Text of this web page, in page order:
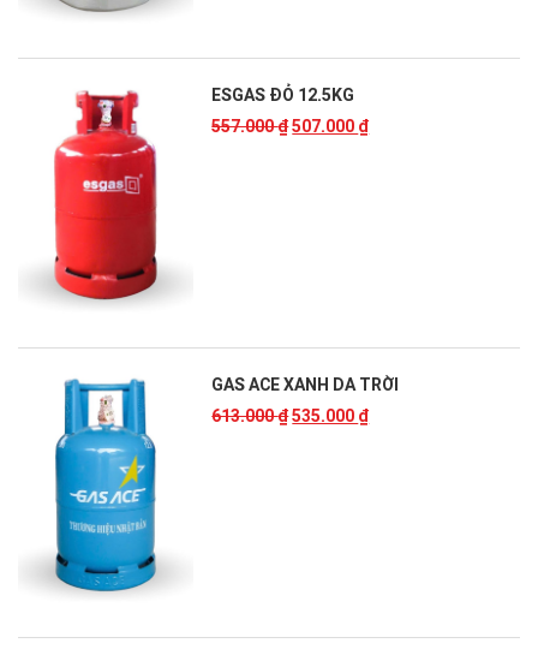
ESGAS ĐỎ 12.5KG
557.000₫507.000 ₫
GAS ACE XANH DA TRỜI
613.000₫535.000 ₫